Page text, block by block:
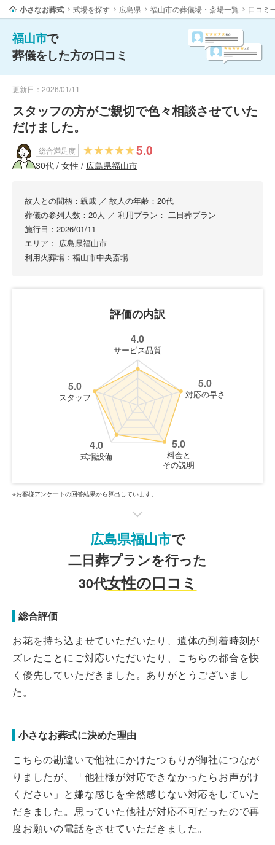
小さなお葬式 式場を探す 広島県 福山市の葬儀場・斎場一覧 口コミ
福山市で
葬儀をした方の口コミ
更新日：2026/01/11
スタッフの方がご親切で色々相談させていた
だけました。
総合満足度 5.0
30代 / 女性 / 広島県福山市
故人との間柄：親戚 ／ 故人の年齢：20代
葬儀の参列人数：20人 ／ 利用プラン： 二日葬プラン
施行日：2026/01/11
エリア： 広島県福山市
利用火葬場：福山市中央斎場
評価の内訳
4.0
サービス品質
5.0
対応の早さ
5.0
料金と
その説明
4.0
式場設備
5.0
スタッフ
※お客様アンケートの回答結果から算出しています。
広島県福山市で
二日葬プランを行った
30代女性の口コミ
総合評価
お花を持ち込ませていただいたり、遺体の到着時刻が
ズレたことにご対応いただいたり、こちらの都合を快
く優先していただきました。ありがとうございまし
た。
小さなお葬式に決めた理由
こちらの勘違いで他社にかけたつもりが御社につなが
りましたが、「他社様が対応できなかったらお声がけ
ください」と嫌な感じを全然感じない対応をしていた
だきました。思っていた他社が対応不可だったので再
度お願いの電話をさせていただきました。